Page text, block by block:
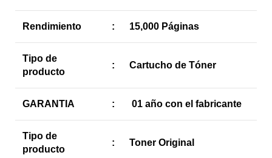
Rendimiento : 15,000 Páginas
Tipo de
producto
: Cartucho de Tóner
GARANTIA : 01 año con el fabricante
Tipo de
producto
: Toner Original